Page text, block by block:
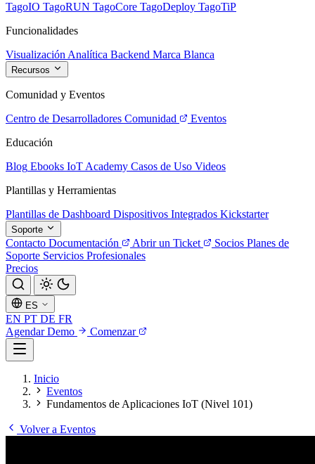
TagoIO TagoRUN TagoCore TagoDeploy TagoTiP
Funcionalidades
Visualización Analítica Backend Marca Blanca
Recursos
Comunidad y Eventos
Centro de Desarrolladores Comunidad
Eventos
Educación
Blog Ebooks IoT Academy Casos de Uso Videos
Plantillas y Herramientas
Plantillas de Dashboard Dispositivos Integrados Kickstarter
Soporte
Contacto Documentación Abrir un Ticket Socios Planes de
Soporte Servicios Profesionales
Precios
ES
EN PT DE FR
Agendar Demo
Comenzar
Inicio
Eventos
Fundamentos de Aplicaciones IoT (Nivel 101)
Volver a Eventos